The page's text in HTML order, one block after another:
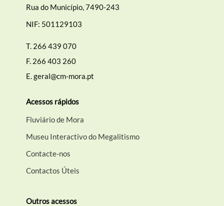
Categorias gerais
Filtros
Rua do Município, 7490-243
NIF: 501129103
T. 266 439 070
F. 266 403 260
E.geral@cm-mora.pt
Acessos rápidos
Fluviário de Mora
Museu Interactivo do Megalitismo
Contacte-nos
Contactos Úteis
Outros acessos